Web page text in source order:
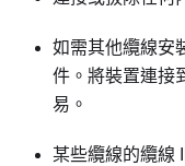
如需其他纜線安
件。將裝置連接
易。
某些纜線的纜線